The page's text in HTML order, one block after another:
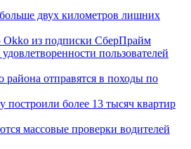
двух километров лишних
Okko из подписки СберПрайм
пользователей
района отправятся в походы по
построили более 13 тысяч квартир
массовые проверки водителей